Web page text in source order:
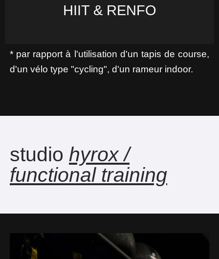
HIIT & RENFO
* par rapport à l'utilisation d'un tapis de course,
d'un vélo type "cycling", d'un rameur indoor.
studio hyrox /
functional training